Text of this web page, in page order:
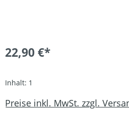
22,90 €*
Inhalt: 1
Preise inkl. MwSt. zzgl.